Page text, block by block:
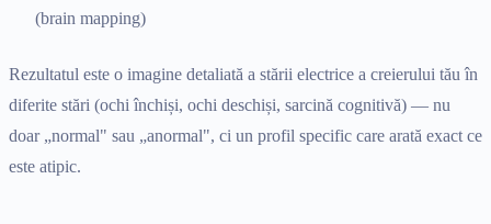
(brain mapping)
Rezultatul este o imagine detaliată a stării electrice a creierului tău în
diferite stări (ochi închiși, ochi deschiși, sarcină cognitivă) — nu
doar „normal" sau „anormal", ci un profil specific care arată exact ce
este atipic.